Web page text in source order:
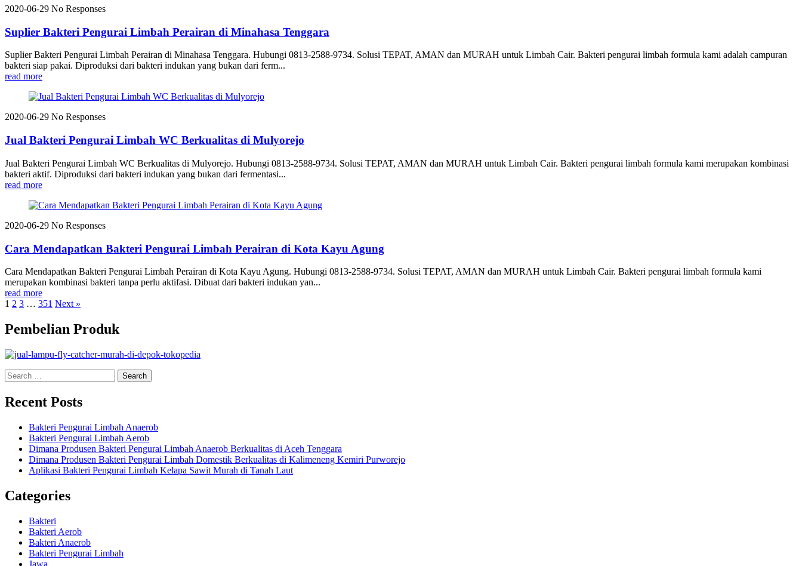
2020-06-29 No Responses
Suplier Bakteri Pengurai Limbah Perairan di Minahasa Tenggara
Suplier Bakteri Pengurai Limbah Perairan di Minahasa Tenggara. Hubungi 0813-2588-9734. Solusi TEPAT, AMAN dan MURAH untuk Limbah Cair. Bakteri pengurai limbah formula kami adalah campuran
bakteri siap pakai. Diproduksi dari bakteri indukan yang bukan dari ferm...
read more
2020-06-29 No Responses
Jual Bakteri Pengurai Limbah WC Berkualitas di Mulyorejo
Jual Bakteri Pengurai Limbah WC Berkualitas di Mulyorejo. Hubungi 0813-2588-9734. Solusi TEPAT, AMAN dan MURAH untuk Limbah Cair. Bakteri pengurai limbah formula kami merupakan kombinasi
bakteri aktif. Diproduksi dari bakteri indukan yang bukan dari fermentasi...
read more
2020-06-29 No Responses
Cara Mendapatkan Bakteri Pengurai Limbah Perairan di Kota Kayu Agung
Cara Mendapatkan Bakteri Pengurai Limbah Perairan di Kota Kayu Agung. Hubungi 0813-2588-9734. Solusi TEPAT, AMAN dan MURAH untuk Limbah Cair. Bakteri pengurai limbah formula kami
merupakan kombinasi bakteri tanpa perlu aktifasi. Dibuat dari bakteri indukan yan...
read more
1 2 3 … 351 Next »
Pembelian Produk
Search
for:
Recent Posts
Bakteri Pengurai Limbah Anaerob
Bakteri Pengurai Limbah Aerob
Dimana Produsen Bakteri Pengurai Limbah Anaerob Berkualitas di Aceh Tenggara
Dimana Produsen Bakteri Pengurai Limbah Domestik Berkualitas di Kalimeneng Kemiri Purworejo
Aplikasi Bakteri Pengurai Limbah Kelapa Sawit Murah di Tanah Laut
Categories
Bakteri
Bakteri Aerob
Bakteri Anaerob
Bakteri Pengurai Limbah
Jawa